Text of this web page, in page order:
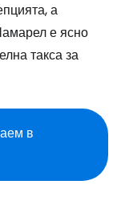
а
е ясно
такса за
в